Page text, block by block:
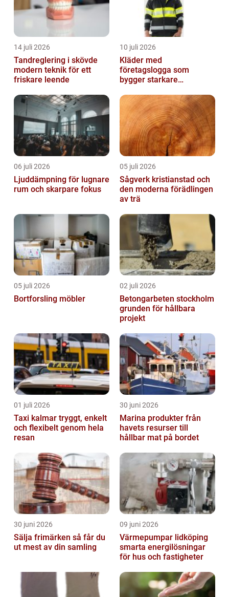
14 juli 2026
Tandreglering i skövde
modern teknik för ett
friskare leende
10 juli 2026
Kläder med
företagslogga som
bygger starkare
06 juli 2026
Ljuddämpning för lugnare
rum och skarpare fokus
05 juli 2026
Sågverk kristianstad och
den moderna förädlingen
av trä
05 juli 2026
Bortforsling möbler
02 juli 2026
Betongarbeten stockholm
grunden för hållbara
projekt
01 juli 2026
Taxi kalmar tryggt, enkelt
och flexibelt genom hela
resan
30 juni 2026
Marina produkter från
havets resurser till
hållbar mat på bordet
30 juni 2026
Sälja frimärken så får du
ut mest av din samling
09 juni 2026
Värmepumpar lidköping
smarta energilösningar
för hus och fastigheter